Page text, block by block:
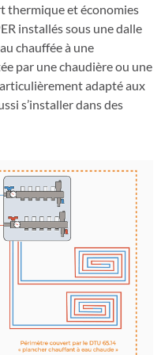
thermique et économies
installés sous une dalle
chauffée à une
par une chaudière ou une
adapté aux
s’installer dans des